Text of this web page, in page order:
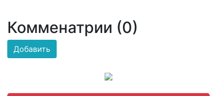
Комменатрии (0)
Добавить